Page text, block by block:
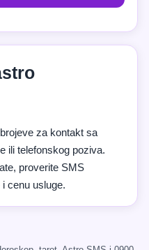
za kontakt sa
ili telefonskog poziva.
proverite SMS
cenu usluge.